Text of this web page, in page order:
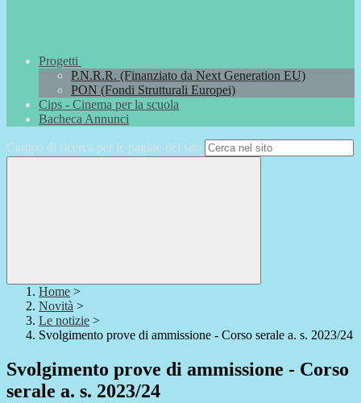
Progetti
P.N.R.R. (Finanziato da Next Generation EU)
PON (Fondi Strutturali Europei)
Cips - Cinema per la scuola
Bacheca Annunci
Campo di ricerca per le pagine del sito
Home >
Novità >
Le notizie >
Svolgimento prove di ammissione - Corso serale a. s. 2023/24
Svolgimento prove di ammissione - Corso
serale a. s. 2023/24